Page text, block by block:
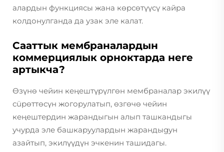
алардын функциясы жана көрсөтүүсү кайра
колдонулганда да узак эле калат.
Сааттык мембраналардын
коммерциялык орноктарда неге
артыкча?
Өзүнө чейин кеңештүрүлгөн мембраналар экилүү
сüрөттөсүн жогорулатып, өзгөчө чейин
кеңештердин жарандыгын алып ташкандыгы
учурда эле башкаруулардын жарандыgyн
азайтып, экилүүдүн эчкенин ташидагы.